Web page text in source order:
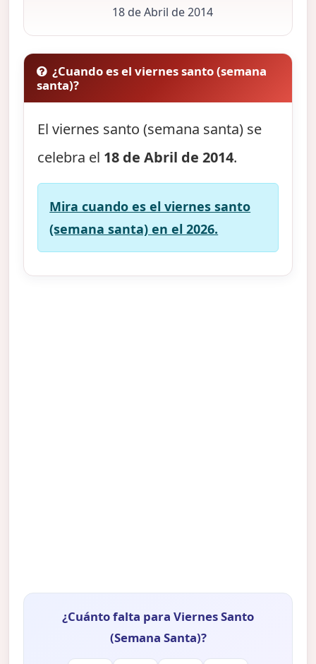
18 de Abril de 2014
¿Cuando es el viernes santo (semana
santa)?
El viernes santo (semana santa) se
celebra el 18 de Abril de 2014.
Mira cuando es el viernes santo
(semana santa) en el 2026.
¿Cuánto falta para Viernes Santo
(Semana Santa)?